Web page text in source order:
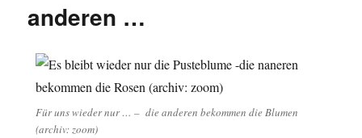
Unterkunft
anderen …
Für uns wieder nur … – die anderen bekommen die Blumen
(archiv: zoom)